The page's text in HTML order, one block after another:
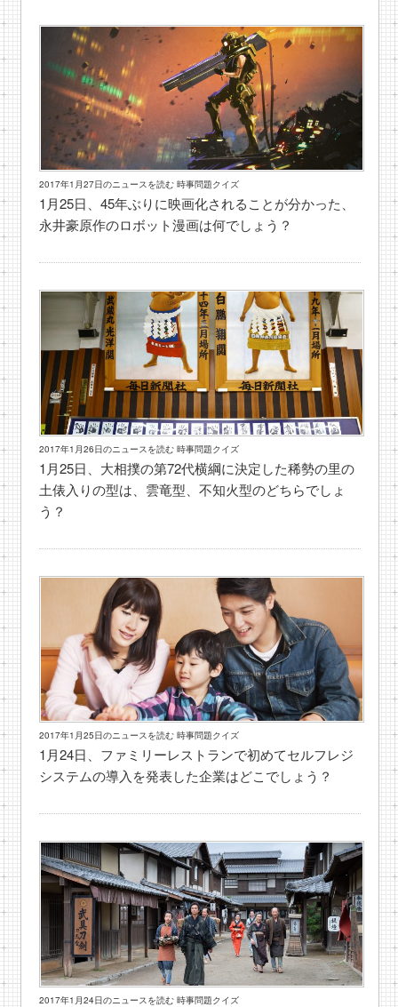
2017年1月27日のニュースを読む 時事問題クイズ
1月25日、45年ぶりに映画化されることが分かった、
永井豪原作のロボット漫画は何でしょう？
2017年1月26日のニュースを読む 時事問題クイズ
1月25日、大相撲の第72代横綱に決定した稀勢の里の
土俵入りの型は、雲竜型、不知火型のどちらでしょ
う？
2017年1月25日のニュースを読む 時事問題クイズ
1月24日、ファミリーレストランで初めてセルフレジ
システムの導入を発表した企業はどこでしょう？
2017年1月24日のニュースを読む 時事問題クイズ